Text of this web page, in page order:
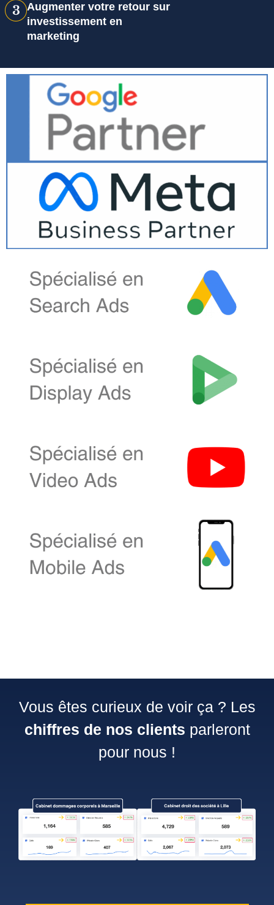
Augmenter votre retour sur
investissement en
marketing
Vous êtes curieux de voir ça ? Les
chiffres de nos clients parleront
pour nous !